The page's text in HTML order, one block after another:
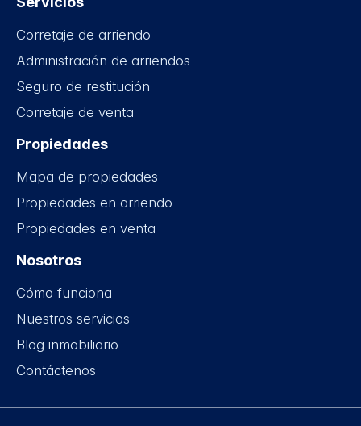
Corretaje de arriendo
Administración de arriendos
Seguro de restitución
Corretaje de venta
Propiedades
Mapa de propiedades
Propiedades en arriendo
Propiedades en venta
Nosotros
Cómo funciona
Nuestros servicios
Blog inmobiliario
Contáctenos